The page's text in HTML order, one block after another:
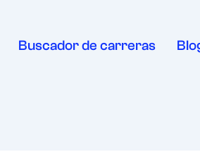
Buscador de carreras